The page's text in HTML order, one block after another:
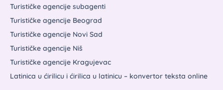
Turističke agencije subagenti
Turističke agencije Beograd
Turističke agencije Novi Sad
Turističke agencije Niš
Turističke agencije Kragujevac
Latinica u ćirilicu i ćirilica u latinicu – konvertor teksta online